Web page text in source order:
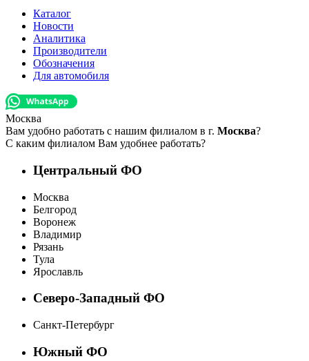
Каталог
Новости
Аналитика
Производители
Обозначения
Для автомобиля
Москва
Вам удобно работать с нашим филиалом в г. Москва?
С каким филиалом Вам удобнее работать?
Центральный ФО
Москва
Белгород
Воронеж
Владимир
Рязань
Тула
Ярославль
Северо-Западный ФО
Санкт-Петербург
Южный ФО